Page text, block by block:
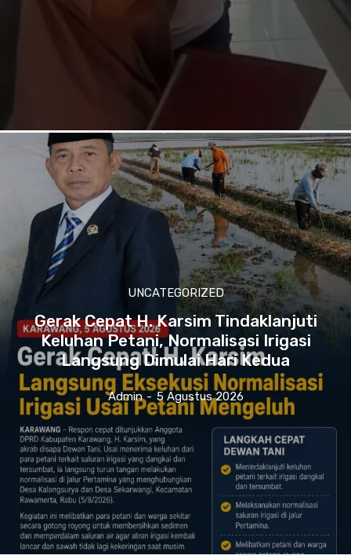
UNCATEGORIZED
Gerak Cepat H. Karsim Tindaklanjuti
Keluhan Petani, Normalisasi Irigasi
Langsung Dimulai Hari Kedua
Admin - 5 Agustus 2026